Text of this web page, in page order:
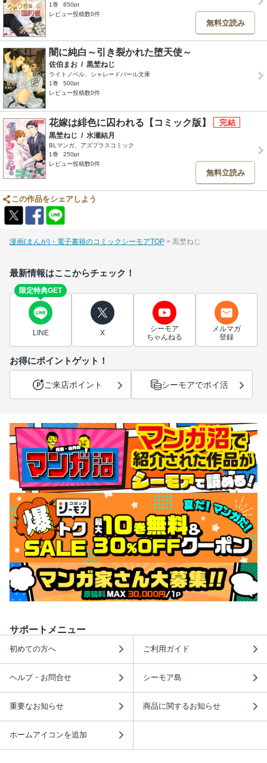
1巻
850pt
レビュー投稿数0件
無料立読み
闇に純白～引き裂かれた堕天使～
佐伯まお / 黒埜ねじ
ライトノベル、シャレードパール文庫
1巻
500pt
レビュー投稿数0件
花嫁は緋色に囚われる【コミック版】
黒埜ねじ / 水瀬結月
BLマンガ、アズプラスコミック
1巻
250pt
レビュー投稿数0件
無料立読み
この作品をシェアしよう
漫画(まんが)・電子書籍のコミックシーモアTOP 黒埜ねじ
最新情報はここからチェック！
限定特典GET
LINE X
シーモア
ちゃんねる
メルマガ
登録
お得にポイントゲット！
ご来店ポイント シーモアでポイ活
サポートメニュー
初めての方へ ご利用ガイド
ヘルプ・お問合せ シーモア島
重要なお知らせ 商品に関するお知らせ
ホームアイコンを追加